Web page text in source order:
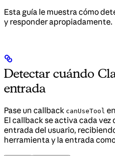
Esta guía le muestra cómo
y responder apropiadamente.
Detectar cuándo
entrada
Pase un callback canUseTool
El callback se activa cada vez
entrada del usuario,
herramienta y la entrada